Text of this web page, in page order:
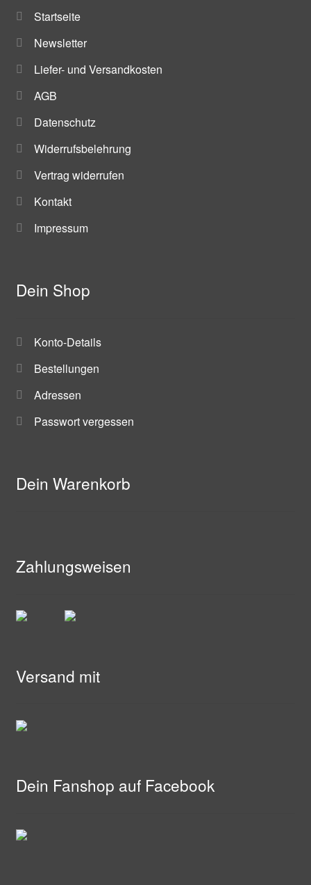
Startseite
Newsletter
Liefer- und Versandkosten
AGB
Datenschutz
Widerrufsbelehrung
Vertrag widerrufen
Kontakt
Impressum
Dein Shop
Konto-Details
Bestellungen
Adressen
Passwort vergessen
Dein Warenkorb
Zahlungsweisen
Versand mit
Dein Fanshop auf Facebook